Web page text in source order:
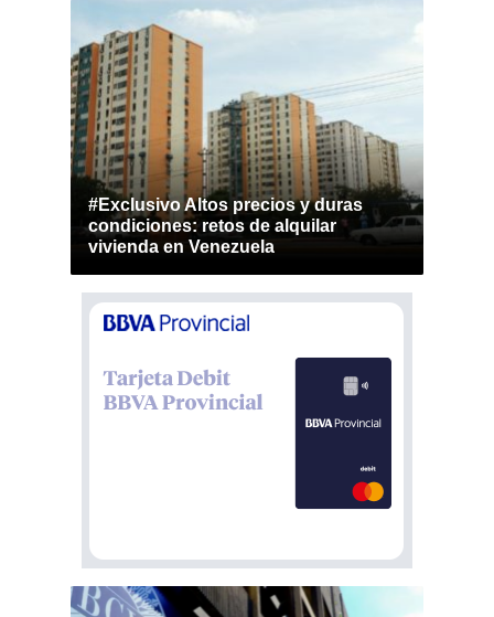
#Exclusivo Altos precios y duras
condiciones: retos de alquilar
vivienda en Venezuela